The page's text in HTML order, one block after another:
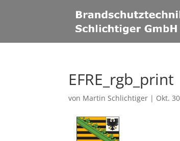
EFRE_rgb_print
von Martin Schlichtiger | Okt.